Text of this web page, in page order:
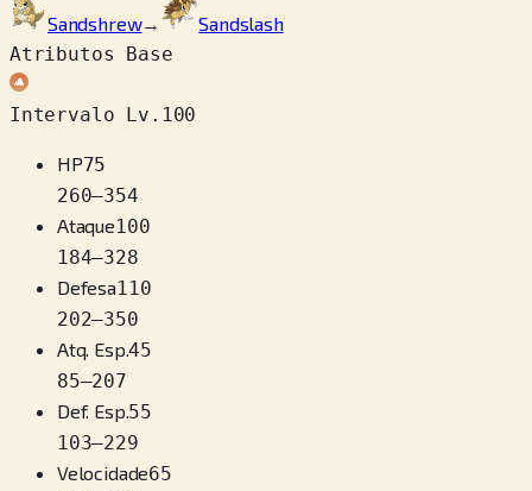
Sandshrew→
Sandslash
Atributos Base
Intervalo Lv.100
HP75
260–354
Ataque100
184–328
Defesa110
202–350
Atq. Esp.45
85–207
Def. Esp.55
103–229
Velocidade65